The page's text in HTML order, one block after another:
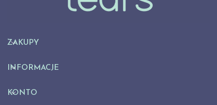
ZAKUPY
INFORMACJE
KONTO